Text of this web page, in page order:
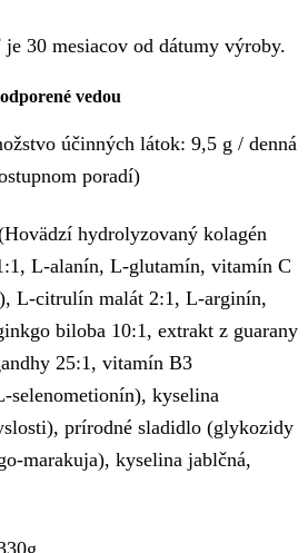
30 mesiacov od dátumy výroby.
vedou
účinných látok: 9,5 g / denná
poradí)
hydrolyzovaný kolagén
L-alanín, L-glutamín, vitamín C
L-citrulín malát 2:1, L-arginín,
biloba 10:1, extrakt z guarany
25:1, vitamín B3
selenometionín), kyselina
prírodné sladidlo (glykozidy
marakuja), kyselina jablčná,